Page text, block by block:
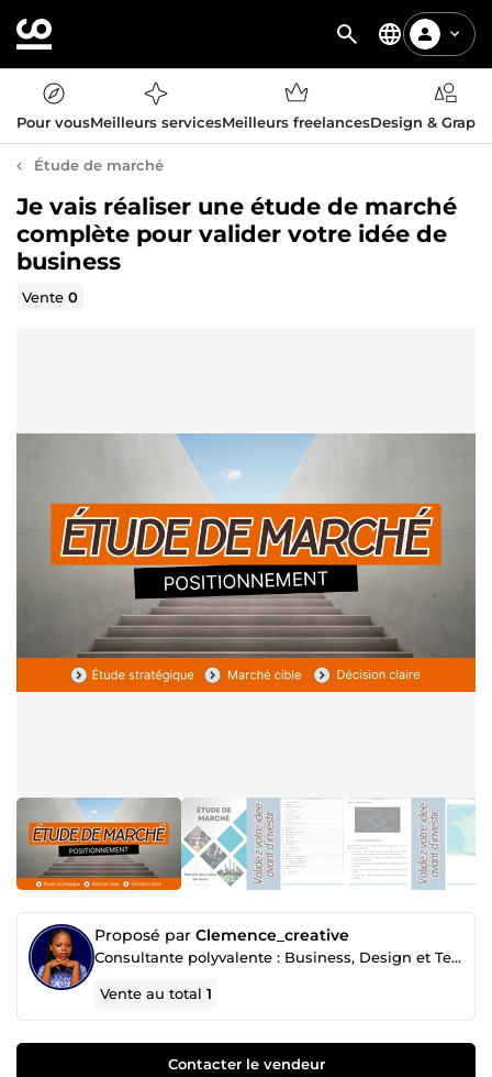
Pour vousMeilleurs servicesMeilleurs freelancesDesign &
Étude de marché
Je vais réaliser une étude de marché
complète pour valider votre idée de
business
Vente0
Proposé par Clemence_creative
Consultante polyvalente : Business, Design et Technologie
Vente au total1
Contacter le vendeur